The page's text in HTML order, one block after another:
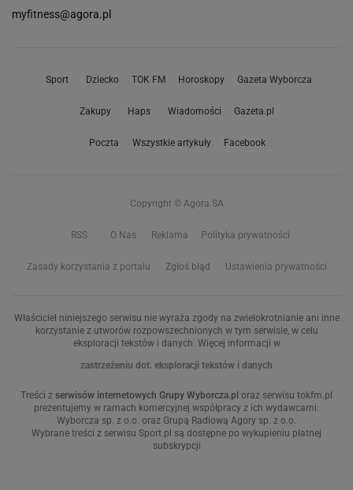
myfitness@agora.pl
Sport Dziecko TOK FM Horoskopy Gazeta Wyborcza
Zakupy Haps Wiadomości Gazeta.pl
Poczta Wszystkie artykuły Facebook
Copyright © Agora SA
RSS O Nas Reklama Polityka prywatności
Zasady korzystania z portalu Zgłoś błąd Ustawienia prywatności
Właściciel niniejszego serwisu nie wyraża zgody na zwielokrotnianie ani inne
korzystanie z utworów rozpowszechnionych w tym serwisie, w celu
eksploracji tekstów i danych. Więcej informacji w
zastrzeżeniu dot. eksploracji tekstów i danych
Treści z serwisów internetowych Grupy Wyborcza.pl oraz serwisu tokfm.pl
prezentujemy w ramach komercyjnej współpracy z ich wydawcami:
Wyborcza sp. z o.o. oraz Grupą Radiową Agory sp. z o.o.
Wybrane treści z serwisu Sport.pl są dostępne po wykupieniu płatnej
subskrypcji